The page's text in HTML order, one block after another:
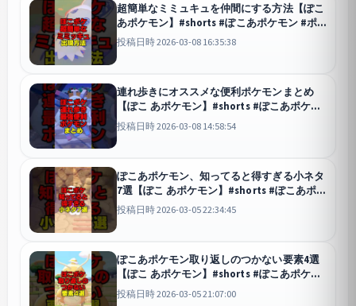
超簡単なミミュキュを仲間にする方法【ぽこ
あポケモン】#shorts #ぽこあポケモン #ポ
ケモン
投稿日時 2026-03-08 16:35:38
連れ歩きにオススメな便利ポケモンまとめ
【ぽこ あポケモン】#shorts #ぽこあポケモ
ン #ポケモン
投稿日時 2026-03-08 14:58:54
ぽこあポケモン、知ってると得すぎる小ネタ
7選【ぽこ あポケモン】#shorts #ぽこあポケ
モン #ポケモン
投稿日時 2026-03-05 22:34:45
ぽこあポケモン取り返しのつかない要素4選
【ぽこ あポケモン】#shorts #ぽこあポケモ
ン #ポケモン
投稿日時 2026-03-05 21:07:00